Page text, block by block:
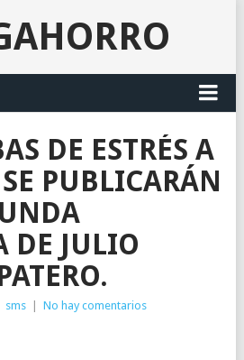
DE ESTRÉS A
PUBLICARÁN
DE JULIO
sms No hay comentarios